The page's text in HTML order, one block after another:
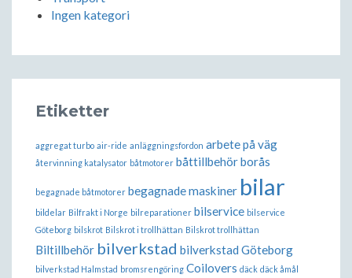
Ingen kategori
Etiketter
aggregat turbo air-ride anläggningsfordon arbete på väg
återvinning katalysator båtmotorer båttillbehör borås
begagnade båtmotorer begagnade maskiner bilar
bildelar Bilfrakt i Norge bilreparationer bilservice bilservice
Göteborg bilskrot Bilskrot i trollhättan Bilskrot trollhättan
Biltillbehör bilverkstad bilverkstad Göteborg
bilverkstad Halmstad bromsrengöring Coilovers däck däck åmål